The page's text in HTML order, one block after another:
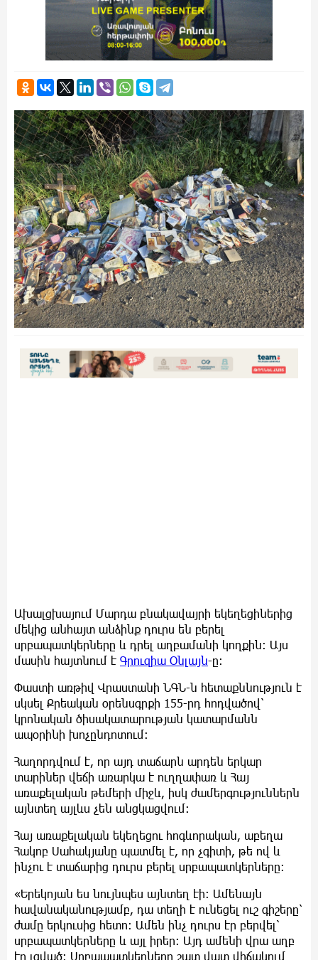
Ախալցխայում Մարդա բնակավայրի եկեղեցիներից
մեկից անհայտ անձինք դուրս են բերել
սրբապատկերները և դրել աղբամանի կողքին: Այս
մասին հայտնում է Գրուզիա Օնլայն-ը:
Փաստի առթիվ Վրաստանի ՆԳՆ-ն հետաքննություն է
սկսել Քրեական օրենսգրքի 155-րդ հոդվածով՝
կրոնական ծիսակատարության կատարմանն
ապօրինի խոչընդոտում:
Հաղորդվում է, որ այդ տաճարն արդեն երկար
տարիներ վեճի առարկա է ուղղափառ և Հայ
առաքելական թեմերի միջև, իսկ ժամերգություններն
այնտեղ այլևս չեն անցկացվում:
Հայ առաքելական եկեղեցու հոգևորական, աբեղա
Հակոբ Սահակյանը պատմել է, որ չգիտի, թե ով և
ինչու է տաճարից դուրս բերել սրբապատկերները:
«Երեկոյան ես նույնպես այնտեղ էի: Ամենայն
հավանականությամբ, դա տեղի է ունեցել ուշ գիշերը՝
ժամը երկուսից հետո: Ամեն ինչ դուրս էր բերվել՝
սրբապատկերները և այլ իրեր: Այդ ամենի վրա աղբ
էր լցված: Սրբապատկերները շատ վատ վիճակում